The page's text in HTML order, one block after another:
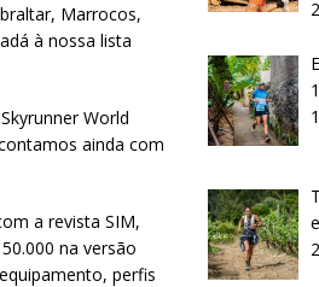
Marrocos,
à nossa lista
World
ainda com
a revista SIM,
na versão
perfis